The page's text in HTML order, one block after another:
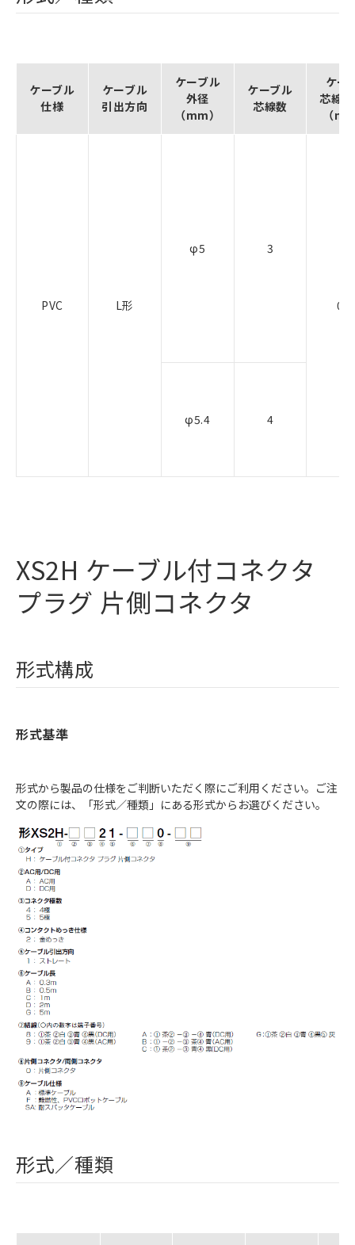
ケーブル
仕様
ケーブル
引出方向
ケーブル
外径
（mm）
ケーブル
芯線数
ケー
芯線
（
PVC L形
φ5 3
φ5.4 4
XS2H ケーブル付コネクタ
プラグ 片側コネクタ
形式構成
形式基準
形式から製品の仕様をご判断いただく際にご利用ください。ご注
文の際には、「形式／種類」にある形式からお選びください。
形式／種類